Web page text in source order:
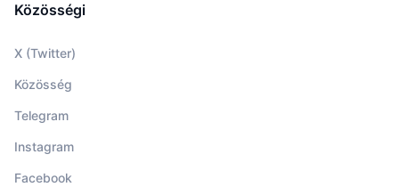
Közösségi
X (Twitter)
Közösség
Telegram
Instagram
Facebook